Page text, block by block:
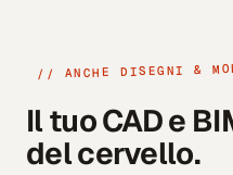
// ANCHE DISEGNI &
Il tuo CAD e
del cervello.